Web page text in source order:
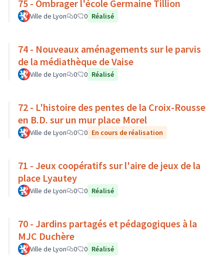
75 - Ombrager l'école Germaine Tillion
Ville de Lyon 0 0 Réalisé
74 - Nouveaux aménagements sur le parvis
de la médiathèque de Vaise
Ville de Lyon 0 0 Réalisé
72 - L'histoire des pentes de la Croix-Rousse
en B.D. sur un mur place Morel
Ville de Lyon 0 0 En cours de réalisation
71 - Jeux coopératifs sur l'aire de jeux de la
place Lyautey
Ville de Lyon 0 0 Réalisé
70 - Jardins partagés et pédagogiques à la
MJC Duchère
Ville de Lyon 0 0 Réalisé